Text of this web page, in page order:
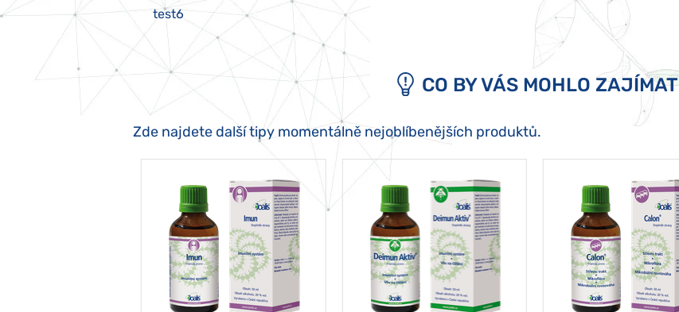
test6
CO BY VÁS MOHLO ZAJÍMAT
Zde najdete další tipy momentálně nejoblíbenějších produktů.